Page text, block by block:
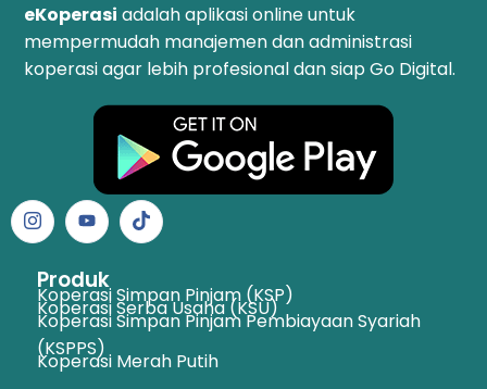
eKoperasi adalah aplikasi online untuk
mempermudah manajemen dan administrasi
koperasi agar lebih profesional dan siap Go Digital.
Produk
Koperasi Simpan Pinjam (KSP)
Koperasi Serba Usaha (KSU)
Koperasi Simpan Pinjam Pembiayaan Syariah
(KSPPS)
Koperasi Merah Putih